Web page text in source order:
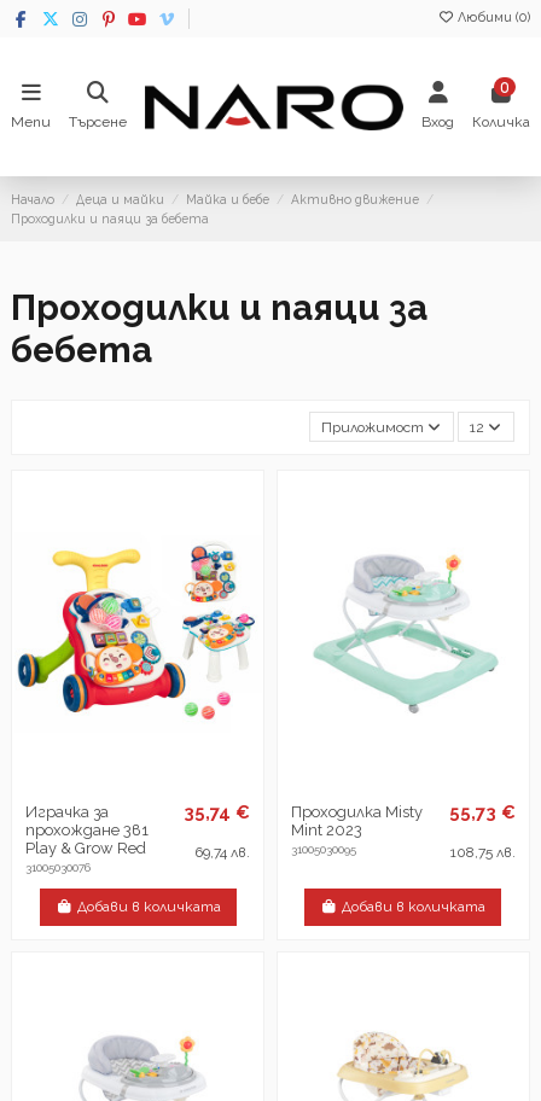
Любими (0)
Menu Търсене Вход
0
Количка
Начало Деца и майки Майка и бебе
Активно движение
Проходилки и паяци за бебета
Проходилки и паяци за
бебета
Приложимост 12
Играчка за
прохождане 3в1
Play & Grow Red
31005030076
35,74 €
69,74 лв.
Добави в количката
Проходилка Misty
Mint 2023
31005030095
55,73 €
108,75 лв.
Добави в количката